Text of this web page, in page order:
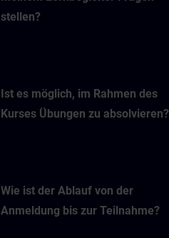
stellen?
Ist es möglich, im Rahmen des
Kurses Übungen zu absolvieren?
Wie ist der Ablauf von der
Anmeldung bis zur Teilnahme?